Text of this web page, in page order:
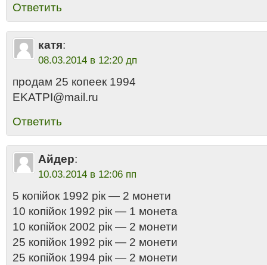
Ответить
катя:
08.03.2014 в 12:20 дп
продам 25 копеек 1994
EKATPI@mail.ru
Ответить
Айдер:
10.03.2014 в 12:06 пп
5 копійок 1992 рік — 2 монети
10 копійок 1992 рік — 1 монета
10 копійок 2002 рік — 2 монети
25 копійок 1992 рік — 2 монети
25 копійок 1994 рік — 2 монети